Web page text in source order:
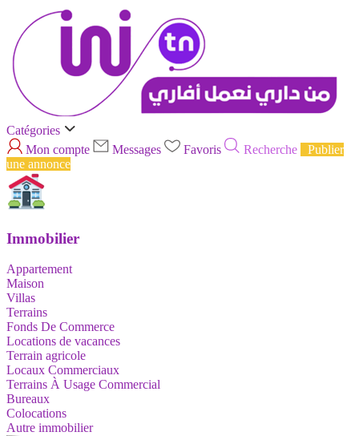
Catégories
Mon compte
Messages Favoris Recherche
Publier
une annonce
Immobilier
Appartement
Maison
Villas
Terrains
Fonds De Commerce
Locations de vacances
Terrain agricole
Locaux Commerciaux
Terrains À Usage Commercial
Bureaux
Colocations
Autre immobilier